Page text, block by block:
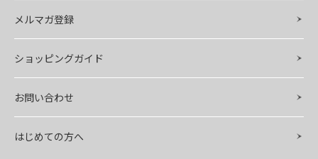
メルマガ登録
ショッピングガイド
お問い合わせ
はじめての方へ